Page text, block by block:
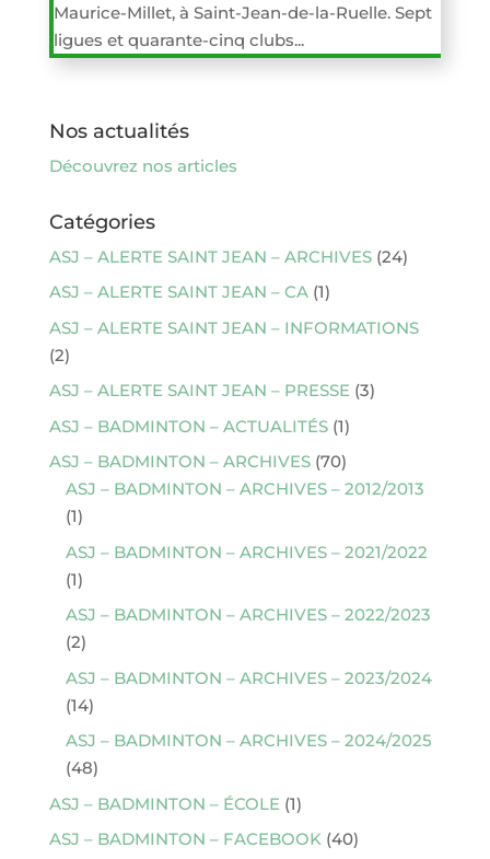
Maurice-Millet, à Saint-Jean-de-la-Ruelle. Sept
ligues et quarante-cinq clubs...
Nos actualités
Découvrez nos articles
Catégories
ASJ – ALERTE SAINT JEAN – ARCHIVES(24)
ASJ – ALERTE SAINT JEAN – CA(1)
ASJ – ALERTE SAINT JEAN – INFORMATIONS
(2)
ASJ – ALERTE SAINT JEAN – PRESSE(3)
ASJ – BADMINTON – ACTUALITÉS(1)
ASJ – BADMINTON – ARCHIVES(70)
ASJ – BADMINTON – ARCHIVES – 2012/2013
(1)
ASJ – BADMINTON – ARCHIVES – 2021/2022
(1)
ASJ – BADMINTON – ARCHIVES – 2022/2023
(2)
ASJ – BADMINTON – ARCHIVES – 2023/2024
(14)
ASJ – BADMINTON – ARCHIVES – 2024/2025
(48)
ASJ – BADMINTON – ÉCOLE (1)
ASJ – BADMINTON – FACEBOOK(40)